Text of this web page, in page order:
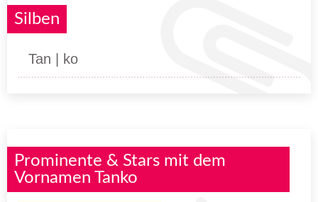
Silben
Tan | ko
Prominente & Stars mit dem
Vornamen Tanko